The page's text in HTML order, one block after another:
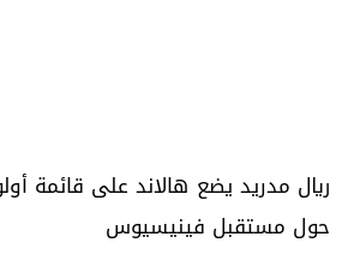
ريال مدريد يضع هالاند على قائمة
حول مستقبل فينيسيوس